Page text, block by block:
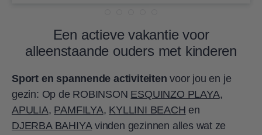
Een actieve vakantie voor
alleenstaande ouders met kinderen
Sport en spannende activiteitenvoor jou en je
gezin: Op de ROBINSON ESQUINZO PLAYA,
APULIA, PAMFILYA, KYLLINI BEACH en
DJERBA BAHIYAvinden gezinnen alles wat ze